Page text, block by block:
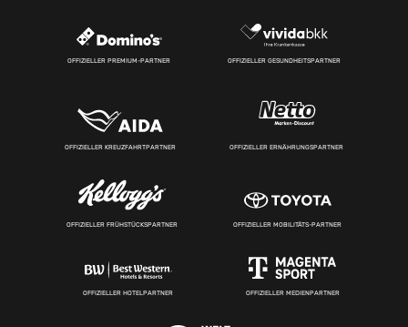
OFFIZIELLER PREMIUM-PARTNER OFFIZIELLER GESUNDHEITSPARTNER
OFFIZIELLER KREUZFAHRTPARTNER OFFIZIELLER ERNÄHRUNGSPARTNER
OFFIZIELLER FRÜHSTÜCKSPARTNER OFFIZIELLER MOBILITÄTS-PARTNER
OFFIZIELLER HOTELPARTNER OFFIZIELLER MEDIENPARTNER